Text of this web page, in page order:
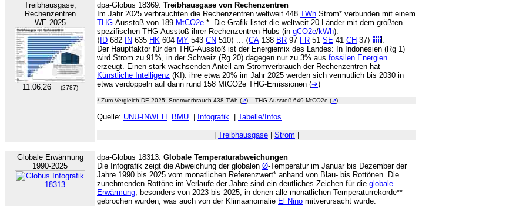
Treibhausgase,
Rechenzentren
WE 2025
11.06.26 (2787)
dpa-Globus 18369: Treibhausgase von Rechenzentren
Im Jahr 2025 verbrauchten die Rechenzentren weltweit 448 TWh Strom* verbunden mit einem
THG-Ausstoß von 189 MtCO2e *. Die Grafik listet die weltweit 20 Länder mit dem größten
spezifischen THG-Ausstoß ihrer Rechenzentren-Hubs (in gCO2e/kWh):
⟨ ID 682 IN 635 HK 604 MY 543 CN 510⟩ ... ⟨CA 138 BR 97 FR 51 SE 41 CH 37⟩
.
Der Hauptfaktor für den THG-Ausstoß ist der Energiemix des Landes: In Indonesien (Rg 1)
wird Strom zu 91%, in der Schweiz (Rg 20) dagegen nur zu 3% aus fossilen Energien
erzeugt. Einen stark wachsenden Anteil am Stromverbrauch der Rechenzentren hat
Künstliche Intelligenz (KI): ihre etwa 20% im Jahr 2025 werden sich vermutlich bis 2030 in
etwa verdoppeln auf dann rund 158 MtCO2e THG-Emissionen (➔)
* Zum Vergleich DE 2025: Stromverbrauch 438 TWh (↗) THG-Ausstoß 649 MtCO2e (↗)
Quelle: UNU-INWEH BMU Infografik Tabelle/Infos
Treibhausgase Strom
Globale Erwärmung
1990-2025
dpa-Globus 18313: Globale Temperaturabweichungen
Die Infografik zeigt die Abweichung der globalen Ø-Temperatur im Januar bis Dezember der
Jahre 1990 bis 2025 vom monatlichen Referenzwert* anhand von Blau- bis Rottönen. Die
zunehmenden Rottöne im Verlaufe der Jahre sind ein deutliches Zeichen für die globale
Erwärmung, besonders von 2023 bis 2025, in denen alle monatlichen Temperaturrekorde**
gebrochen wurden, was auch von der Klimaanomalie El Nino mitverursacht wurde.